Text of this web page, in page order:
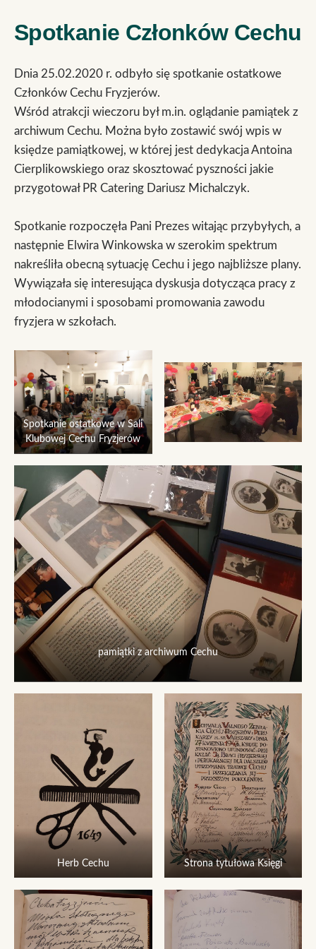
Spotkanie Członków Cechu
Dnia 25.02.2020 r. odbyło się spotkanie ostatkowe
Członków Cechu Fryzjerów.
Wśród atrakcji wieczoru był m.in. oglądanie pamiątek z
archiwum Cechu. Można było zostawić swój wpis w
księdze pamiątkowej, w której jest dedykacja Antoina
Cierplikowskiego oraz skosztować pyszności jakie
przygotował PR Catering Dariusz Michalczyk.
Spotkanie rozpoczęła Pani Prezes witając przybyłych, a
następnie Elwira Winkowska w szerokim spektrum
nakreśliła obecną sytuację Cechu i jego najbliższe plany.
Wywiązała się interesująca dyskusja dotycząca pracy z
młodocianymi i sposobami promowania zawodu
fryzjera w szkołach.
Spotkanie ostatkowe w Sali
Klubowej Cechu Fryzjerów
pamiątki z archiwum Cechu
Herb Cechu Strona tytułowa Księgi